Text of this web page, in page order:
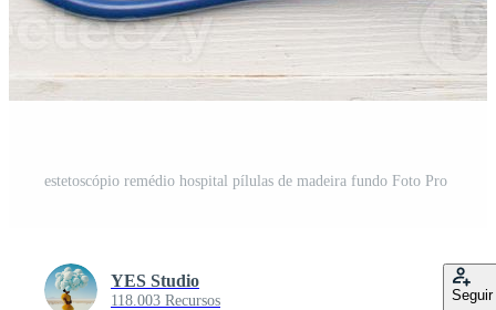
estetoscópio remédio hospital pílulas de madeira fundo Foto Pro
YES Studio
118.003 Recursos Seguir